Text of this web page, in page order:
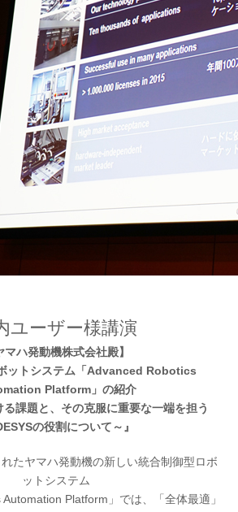
ユーザー様講演
マハ発動機株式会社殿】
ットシステム「Advanced Robotics
Platform」の紹介
課題と、その克服に重要な一端を担う
の役割について～』
たヤマハ発動機の新しい統合制御型ロボ
ットシステム
Automation Platform」では、「全体最適」